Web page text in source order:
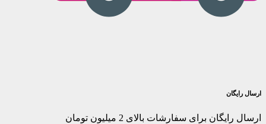
ارسال رایگان
ارسال رایگان برای سفارشات بالای 2 میلیون تومان